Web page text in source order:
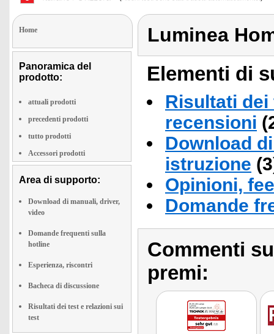
Home
Panoramica del
prodotto:
attuali prodotti
precedenti prodotti
tutto prodotti
Accessori prodotti
Area di supporto:
Download di manuali, driver,
video
Domande frequenti sulla
hotline
Esperienza, riscontri
Bacheca di discussione
Risultati dei test e relazioni sui
test
Luminea
Elementi di
Risultati
recensioni
Download
istruzione
Opinioni,
Domande
Commenti
premi: